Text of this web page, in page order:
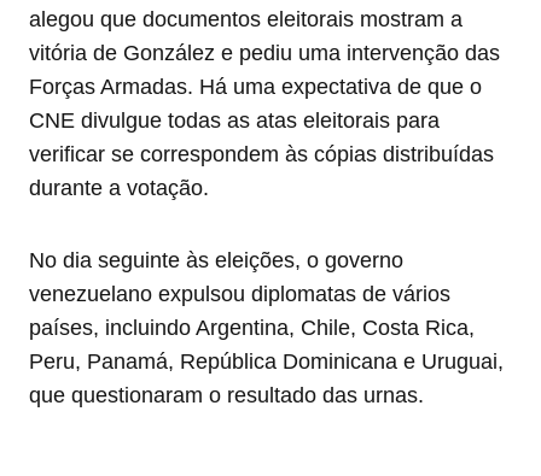
alegou que documentos eleitorais mostram a
vitória de González e pediu uma intervenção das
Forças Armadas. Há uma expectativa de que o
CNE divulgue todas as atas eleitorais para
verificar se correspondem às cópias distribuídas
durante a votação.
No dia seguinte às eleições, o governo
venezuelano expulsou diplomatas de vários
países, incluindo Argentina, Chile, Costa Rica,
Peru, Panamá, República Dominicana e Uruguai,
que questionaram o resultado das urnas.